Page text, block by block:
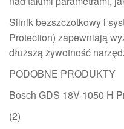
Silnik bezszczotkowy i
Protection) zapewniają
dłuższą żywotność
PODOBNE PRODUKTY
Bosch GDS 18V-1050 H
(2)